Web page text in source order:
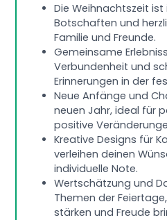
Die Weihnachtszeit
Botschaften und
Familie und Freunde.
Gemeinsame
Verbundenheit und
Erinnerungen in der
Neue Anfänge und
neuen Jahr, ideal für
positive
Kreative Designs für
verleihen deinen
individuelle Note.
Wertschätzung und
Themen der
stärken und Freude